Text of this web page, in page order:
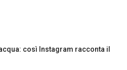
così Instagram racconta il